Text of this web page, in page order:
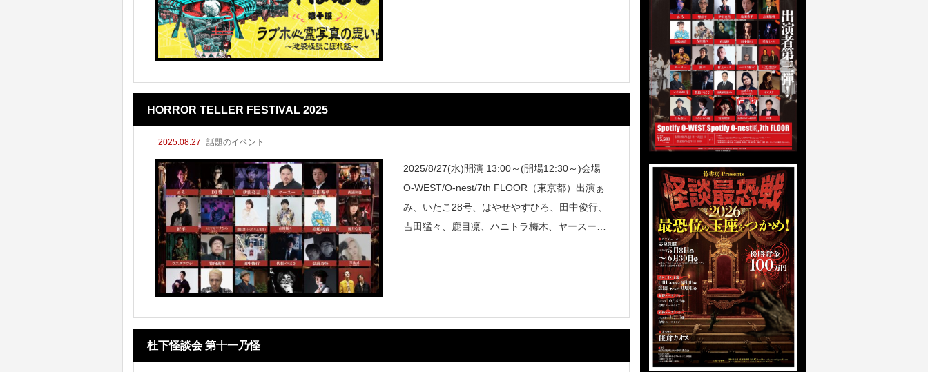
HORROR TELLER FESTIVAL 2025
2025.08.27 話題のイベント
2025/8/27(水)開演 13:00～(開場12:30～)会場
O-WEST/O-nest/7th FLOOR（東京都）出演ぁ
み、いたこ28号、はやせやすひろ、田中俊行、
吉田猛々、鹿目凛、ハニトラ梅木、ヤースー、
杜下怪談会 第十一乃怪